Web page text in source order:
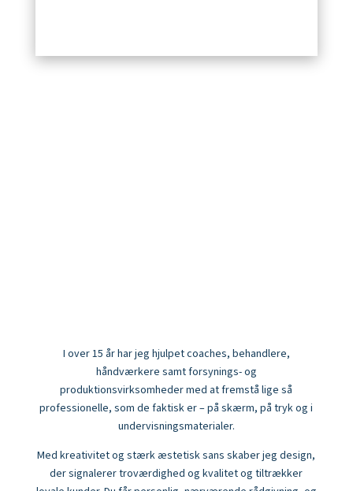
I over 15 år har jeg hjulpet coaches, behandlere,
håndværkere samt forsynings- og
produktionsvirksomheder med at fremstå lige så
professionelle, som de faktisk er – på skærm, på tryk og i
undervisningsmaterialer.
Med kreativitet og stærk æstetisk sans skaber jeg design,
der signalerer troværdighed og kvalitet og tiltrækker